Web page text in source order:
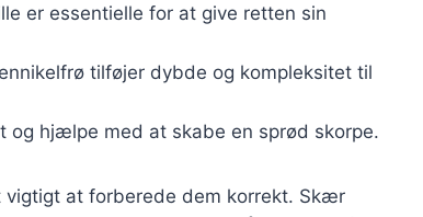
er essentielle for at give retten sin
tilføjer dybde og kompleksitet til
og hjælpe med at skabe en sprød skorpe.
vigtigt at forberede dem korrekt. Skær